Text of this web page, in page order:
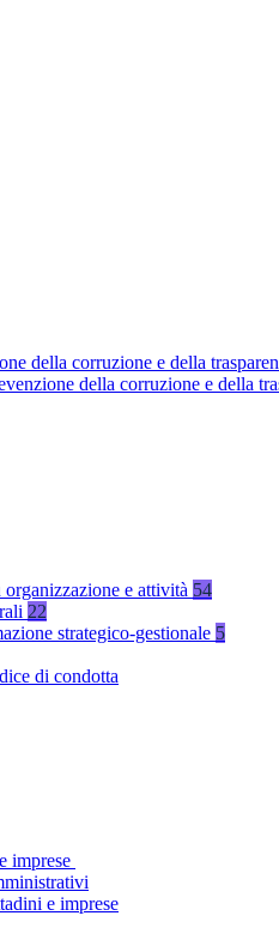
della corruzione e della
della corruzione e della
e attività 54
22
strategico-gestionale 5
di condotta
imprese
e imprese